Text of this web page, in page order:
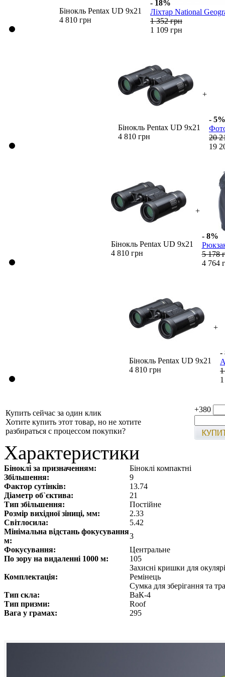
Бінокль Pentax UD 9x21
4 810 грн
- 18%
Ліхтар National
1 352 грн
1 109 грн
Бінокль Pentax UD 9x21
4 810 грн
+
- 5%
20
19
Бінокль Pentax UD 9x21
4 810 грн
+
- 8%
5 178
4 764
Бінокль Pentax UD 9x21
4 810 грн
+
-
Купить сейчас за один клик
Хотите купить этот товар, но не хотите
разбираться с процессом покупки?
+380
Характеристики
Біноклі за призначенням:
Біноклі компактні
Збільшення:
9
Фактор сутінків:
13.74
Діаметр об`єктива:
21
Тип збільшення:
Постійне
Розмір вихідної зіниці, мм:
2.33
Світлосила:
5.42
Мінімальна відстань фокусування
м:
3
Фокусування:
Центральне
По зору на видаленні 1000 м:
105
Комплектація:
Захисні кришки для
Ремінець
Сумка для зберігання та
Тип скла:
ВаК-4
Тип призми:
Roof
Вага у грамах:
295